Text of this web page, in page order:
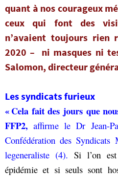
quant à nos courageux
ceux qui font des
n’avaient toujours
2020 – ni masques ni
Salomon, directeur
Les syndicats furieux
« Cela fait des jours que
FFP2, affirme le Dr Jean-
Confédération des Syndicats
legeneraliste (4). Si l’on
épidémie et si seuls sont